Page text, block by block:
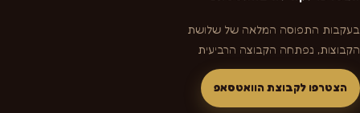
בעקבות התפוסה המלאה של שלושת
הקבוצות, נפתחה הקבוצה הרביעית
הצטרפו לקבוצת הוואטסאפ